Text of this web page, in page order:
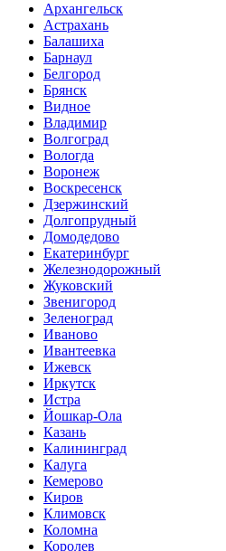
Архангельск
Астрахань
Балашиха
Барнаул
Белгород
Брянск
Видное
Владимир
Волгоград
Вологда
Воронеж
Воскресенск
Дзержинский
Долгопрудный
Домодедово
Екатеринбург
Железнодорожный
Жуковский
Звенигород
Зеленоград
Иваново
Ивантеевка
Ижевск
Иркутск
Истра
Йошкар-Ола
Казань
Калининград
Калуга
Кемерово
Киров
Климовск
Коломна
Королев